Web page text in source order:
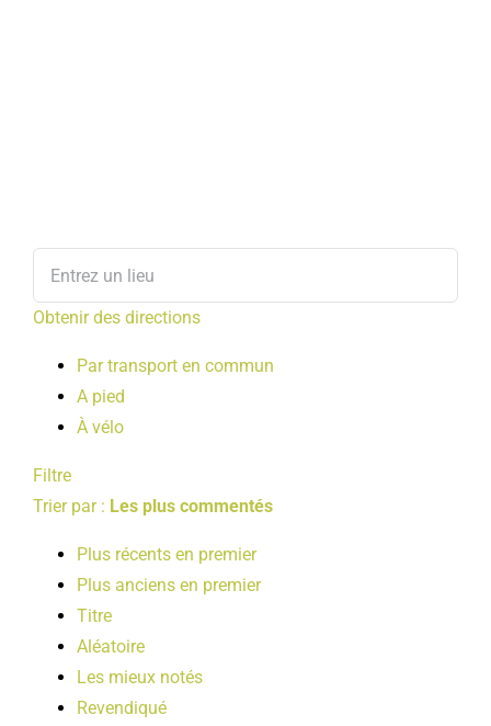
Obtenir des directions
Par transport en commun
A pied
À vélo
Filtre
Trier par : Les plus commentés
Plus récents en premier
Plus anciens en premier
Titre
Aléatoire
Les mieux notés
Revendiqué